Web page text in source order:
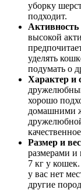
уборку
подходит.
Активность
высокой
уделять
подумать о
Характер и
хорошо
домашними
Размер и
размерами и
7 кг у
у вас нет
другие